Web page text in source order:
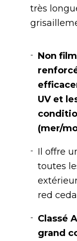
très
Non
UV et
(mer/
Il offre
toutes
red
Classé
grand